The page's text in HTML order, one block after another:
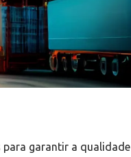
garantir a qualidade